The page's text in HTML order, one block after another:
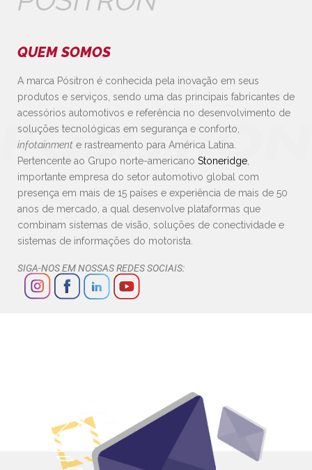
QUEM SOMOS
A marca Pósitron é conhecida pela inovação em seus
produtos e serviços, sendo uma das principais fabricantes de
acessórios automotivos e referência no desenvolvimento de
soluções tecnológicas em segurança e conforto,
infotainment e rastreamento para América Latina.
Pertencente ao Grupo norte-americano Stoneridge,
importante empresa do setor automotivo global com
presença em mais de 15 países e experiência de mais de 50
anos de mercado, a qual desenvolve plataformas que
combinam sistemas de visão, soluções de conectividade e
sistemas de informações do motorista.
SIGA-NOS EM NOSSAS REDES SOCIAIS: